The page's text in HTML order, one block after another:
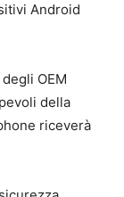
Android
OEM
della
riceverà